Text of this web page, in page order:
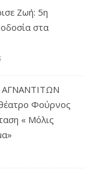
Ζωή: 5η
στα
Φούρνος
« Μόλις